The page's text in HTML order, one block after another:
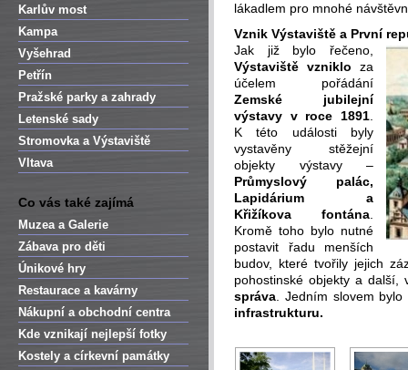
Karlův most
Kampa
Vyšehrad
Petřín
Pražské parky a zahrady
Letenské sady
Stromovka a Výstaviště
Vltava
Co vás také zajímá
Muzea a Galerie
Zábava pro děti
Únikové hry
Restaurace a kavárny
Nákupní a obchodní centra
Kde vznikají nejlepší fotky
Kostely a církevní památky
lákadlem pro mnohé
Vznik Výstaviště a První
Jak již bylo řečeno,
Výstaviště vzniklo za
účelem pořádání
Zemské jubilejní
výstavy v roce 1891
K této události byly
vystavěny stěžejní
objekty výstavy –
Průmyslový palác,
Lapidárium a
Křižíkova fontána
Kromě toho bylo nutné
postavit řadu menších
budov, které tvořily jejich
pohostinské objekty a
správa . Jedním slovem
infrastrukturu.